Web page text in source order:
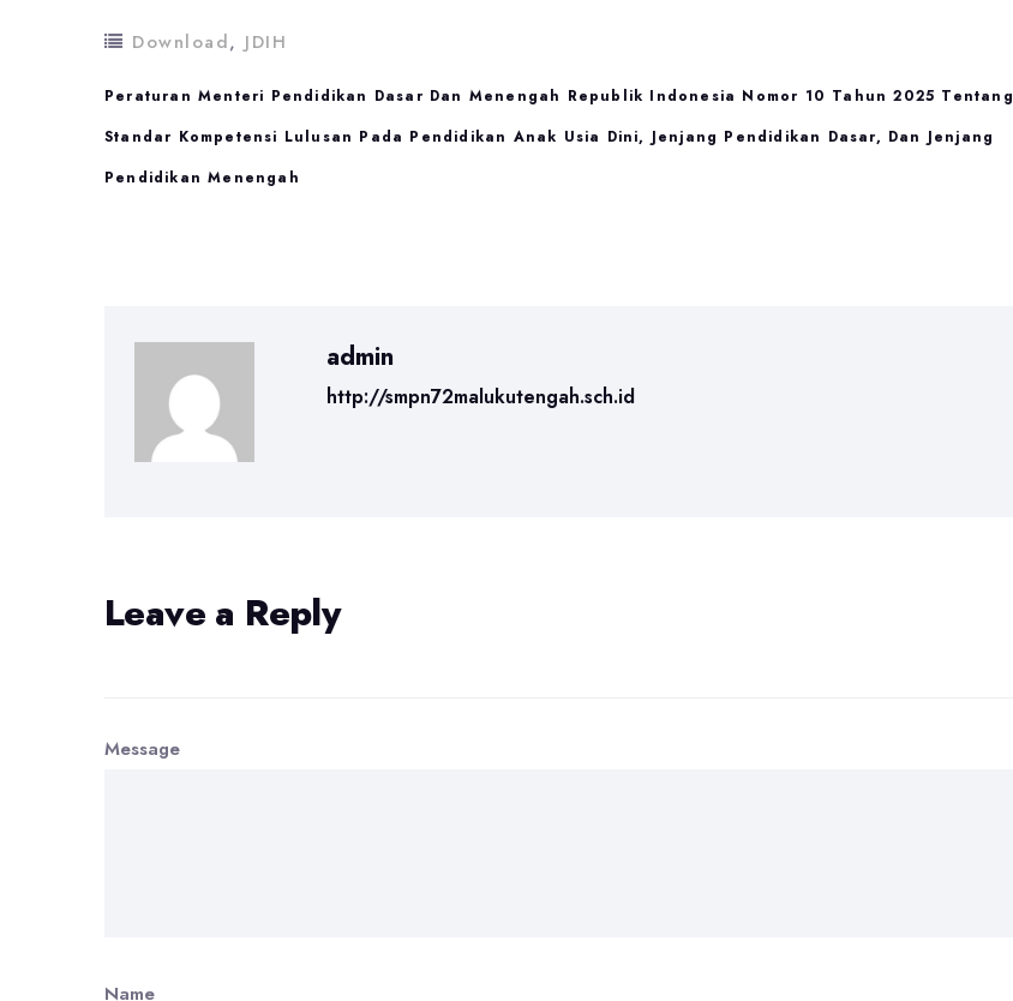
Download, JDIH
Peraturan Menteri Pendidikan Dasar Dan Menengah Republik Indonesia Nomor 10 Tahun 2025 Tentang
Standar Kompetensi Lulusan Pada Pendidikan Anak Usia Dini, Jenjang Pendidikan Dasar, Dan Jenjang
Pendidikan Menengah
admin
http://smpn72malukutengah.sch.id
Leave a Reply
Message
Name